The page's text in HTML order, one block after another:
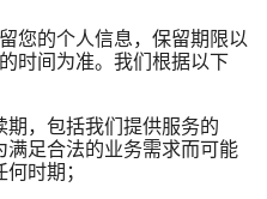
您​的​个人​信息，​保留期限​以​
时间​为​准。​我们​根据​以下​
，​包括​我们​提供​服务​的​
满足​合法​的​业务​需求而​可能​
时期；